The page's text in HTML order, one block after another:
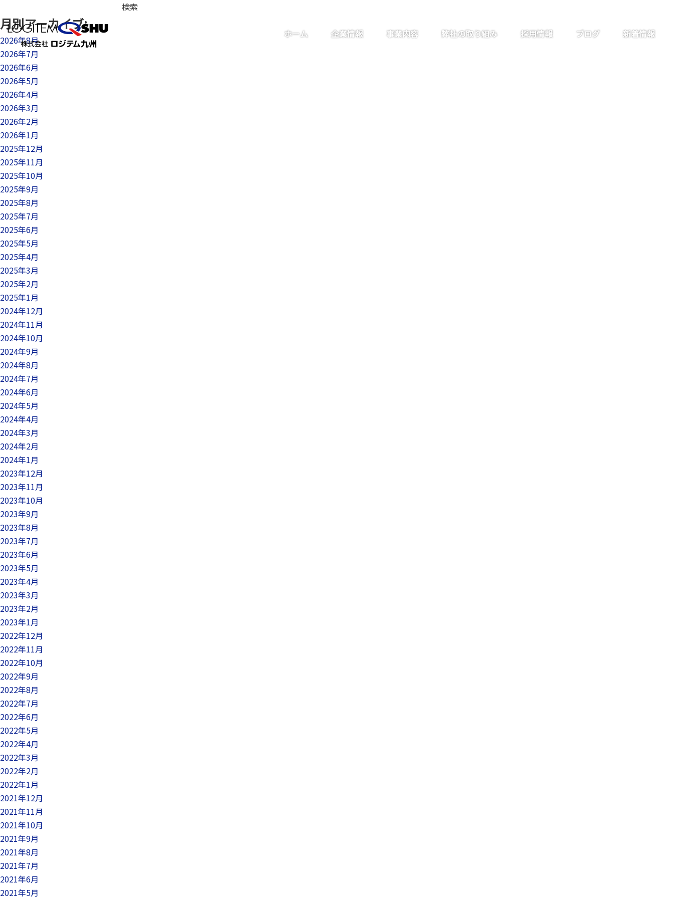
ホーム 企業情報 事業内容 弊社の取り組み 採用情報 ブログ 新着情報
索:
月別アーカイブ:
2026年8月
2026年7月
2026年6月
2026年5月
2026年4月
2026年3月
2026年2月
2026年1月
2025年12月
2025年11月
2025年10月
2025年9月
2025年8月
2025年7月
2025年6月
2025年5月
2025年4月
2025年3月
2025年2月
2025年1月
2024年12月
2024年11月
2024年10月
2024年9月
2024年8月
2024年7月
2024年6月
2024年5月
2024年4月
2024年3月
2024年2月
2024年1月
2023年12月
2023年11月
2023年10月
2023年9月
2023年8月
2023年7月
2023年6月
2023年5月
2023年4月
2023年3月
2023年2月
2023年1月
2022年12月
2022年11月
2022年10月
2022年9月
2022年8月
2022年7月
2022年6月
2022年5月
2022年4月
2022年3月
2022年2月
2022年1月
2021年12月
2021年11月
2021年10月
2021年9月
2021年8月
2021年7月
2021年6月
2021年5月